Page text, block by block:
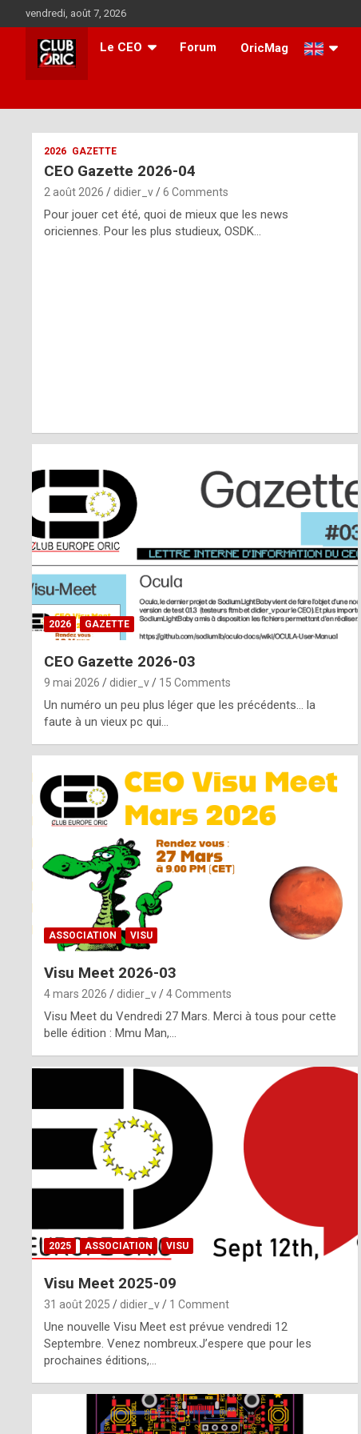
to
content
vendredi, août 7, 2026
Le CEO Forum OricMag
ff
m
2026 GAZETTE
CEO Gazette 2026-04
2 août 2026 didier_v 6 Comments
Pour jouer cet été, quoi de mieux que les news
oriciennes. Pour les plus studieux, OSDK…
2026 GAZETTE
CEO Gazette 2026-03
9 mai 2026 didier_v 15 Comments
Un numéro un peu plus léger que les précédents… la
faute à un vieux pc qui…
ASSOCIATION VISU
Visu Meet 2026-03
4 mars 2026 didier_v 4 Comments
Visu Meet du Vendredi 27 Mars. Merci à tous pour cette
belle édition : Mmu Man,…
2025 ASSOCIATION VISU
Visu Meet 2025-09
31 août 2025 didier_v 1 Comment
Une nouvelle Visu Meet est prévue vendredi 12
Septembre. Venez nombreux.J’espere que pour les
prochaines éditions,…